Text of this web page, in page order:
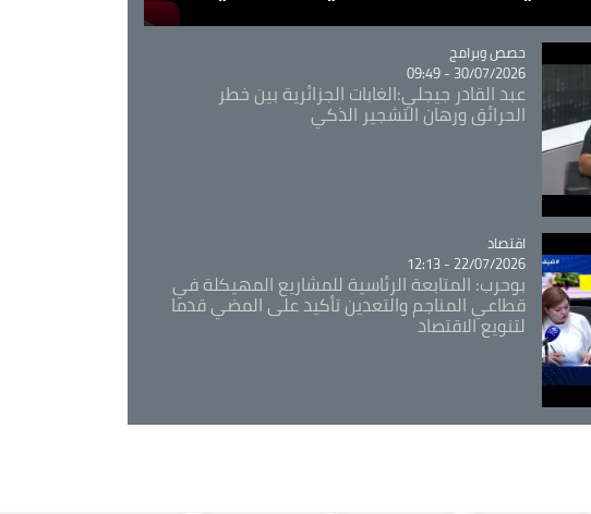
Catégorie
حصص وبرامج
30/07/2026 - 09:49
عبد القادر جيجلي:الغابات الجزائرية بين خطر
الحرائق ورهان التشجير الذكي
Catégorie
اقتصاد
22/07/2026 - 12:13
بوحرب: المتابعة الرئاسية للمشاريع المهيكلة في
قطاعي المناجم والتعدين تأكيد على المضي قدما
لتنويع الاقتصاد